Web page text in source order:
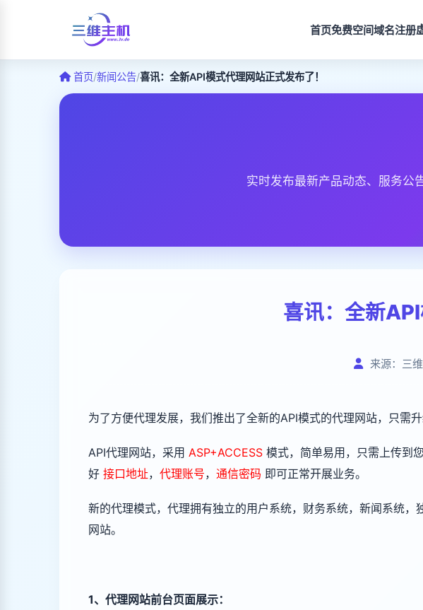
首页免费空间域名注册
首页/新闻公告/喜讯：全新API模式代理网站正式发布了！
实时发布最新产品动态、服务公
喜讯：全新API
来源：三
为了方便代理发展，我们推出了全新的API模式的代理网站，只需
API代理网站，采用 ASP+ACCESS 模式， 简单易用，只需上传到
好 接口地址， 代理账号， 通信密码 即可正常开展业务。
新的代理模式，代理拥有独立的用户系统，财务系统， 新闻系统，
网站。
1、代理网站前台页面展示：